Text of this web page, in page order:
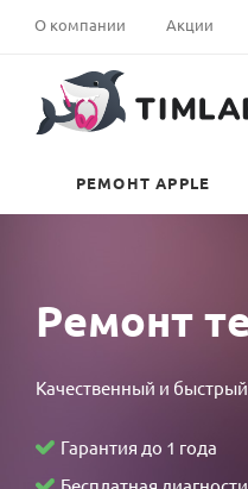
О компании Акции
РЕМОНТ APPLE
Ремонт
Качественный и
Гарантия до 1 года
Бесплатная
babe4u.info
sexse
vuelasw.com
محارم
ganstaporn.com
www.bangali
sex.com
pornichka.com
pron
xvideos10
freejavmovies.com
事
hentai.net
pokemon
aunty
arabsexeporn.net
اصيل
eteleserye.com
december
6
nurable.mobi
kmvd
probinsyano
march
2022
teleseryeme.com
pornobk.com
kerala
yousexeporno.com
العالم